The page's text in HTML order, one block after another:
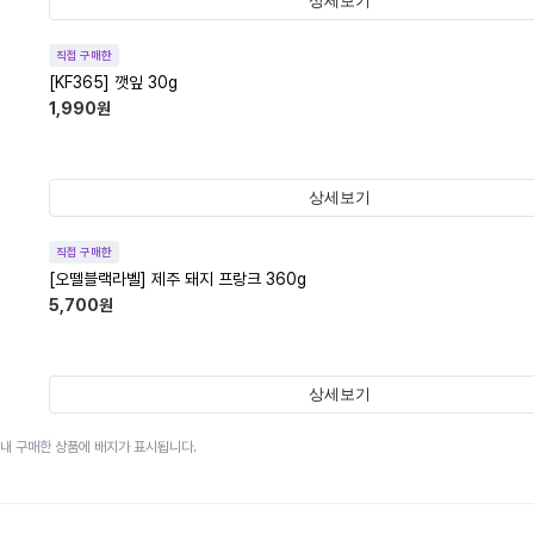
직접 구매한
[KF365] 깻잎 30g
1,990원
상세보기
직접 구매한
[오뗄블랙라벨] 제주 돼지 프랑크 360g
5,700원
상세보기
구매한 상품에 배지가 표시됩니다.